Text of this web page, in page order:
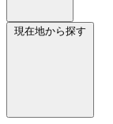
現在地から探す